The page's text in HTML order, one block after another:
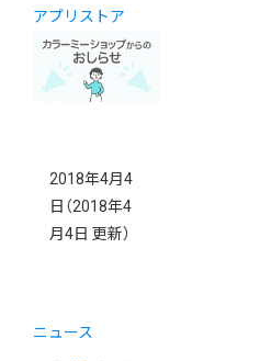
アプリストア
2018年4月4
日 （2018年4
月4日 更新）
ニュース